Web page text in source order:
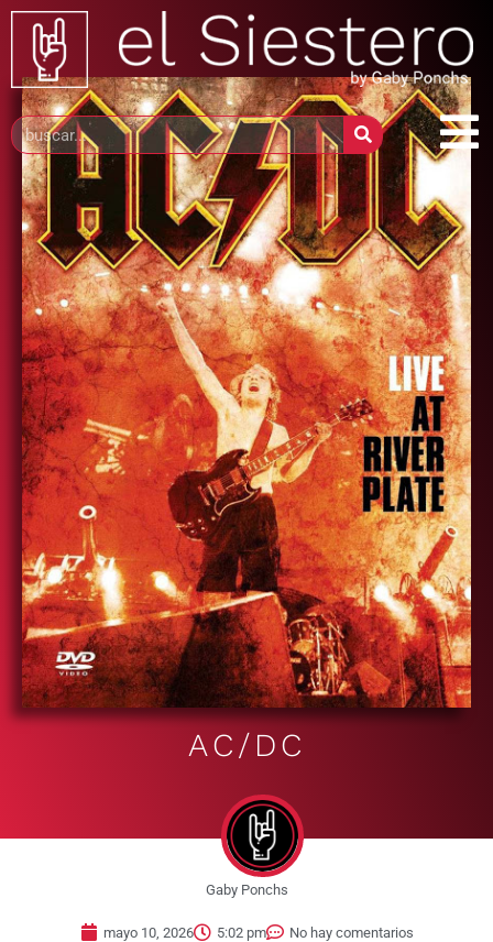
AC/DC
Gaby Ponchs
mayo 10, 2026 5:02 pm No hay comentarios